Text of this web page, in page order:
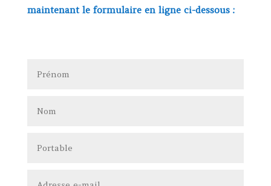
maintenant le formulaire en ligne ci-dessous :